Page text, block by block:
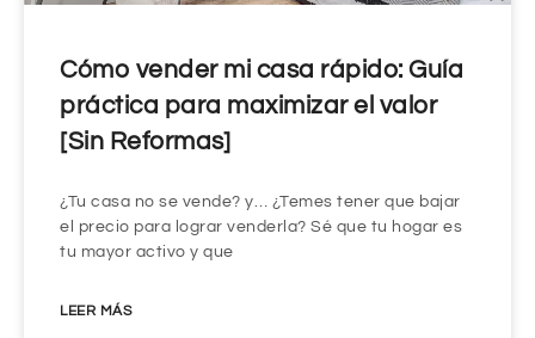
Cómo vender mi casa rápido: Guía
práctica para maximizar el valor
[Sin Reformas]
¿Tu casa no se vende? y… ¿Temes tener que bajar
el precio para lograr venderla? Sé que tu hogar es
tu mayor activo y que
LEER MÁS